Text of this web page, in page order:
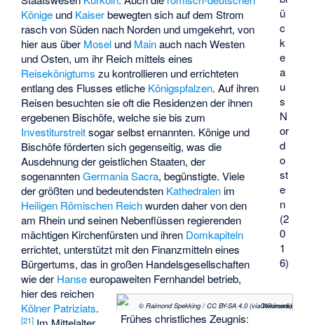
ü
c
k
e
a
u
s
N
or
d
o
st
e
n
(2
0
1
6)
© Raimond Spekking / CC BY-SA 4.0 (via Wikimedia Commons)
Frühes christliches Zeugnis:
Könige und Kaiserbewegten sich auf dem Strom
rasch von Süden nach Norden und umgekehrt, von
hier aus über Mosel und Mainauch nach Westen
und Osten, um ihr Reich mittels eines
Reisekönigtums zu kontrollieren und errichteten
entlang des Flusses etliche Königspfalzen. Auf ihren
Reisen besuchten sie oft die Residenzen der ihnen
ergebenen Bischöfe, welche sie bis zum
Investiturstreitsogar selbst ernannten. Könige und
Bischöfe förderten sich gegenseitig, was die
Ausdehnung der geistlichen Staaten, der
sogenanntenGermania Sacra, begünstigte. Viele
der größten und bedeutendsten Kathedralen im
Heiligen Römischen Reichwurden daher von den
am Rhein und seinen Nebenflüssen regierenden
mächtigen Kirchenfürsten und ihren Domkapiteln
errichtet, unterstützt mit den Finanzmitteln eines
Bürgertums, das in großen Handelsgesellschaften
wie der Hanseeuropaweiten Fernhandel betrieb,
hier des reichen
Kölner Patriziats.
[21]